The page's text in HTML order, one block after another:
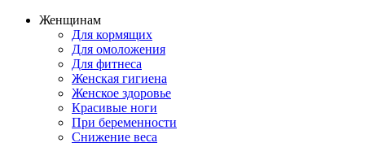
Женщинам
Для кормящих
Для омоложения
Для фитнеса
Женская гигиена
Женское здоровье
Красивые ноги
При беременности
Снижение веса